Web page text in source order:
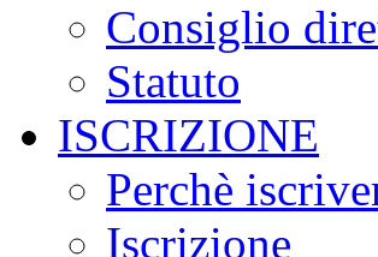
Consiglio
Statuto
ISCRIZIONE
Perchè
Iscrizione